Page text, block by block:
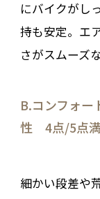
にバイクがし
持も安定。エ
さがスムーズ
B.コンフォー
性 4点/5点
細かい段差や